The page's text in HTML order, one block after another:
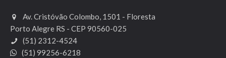
Av. Cristóvão Colombo, 1501 - Floresta
Porto Alegre RS - CEP 90560-025
(51) 2312-4524
(51) 99256-6218